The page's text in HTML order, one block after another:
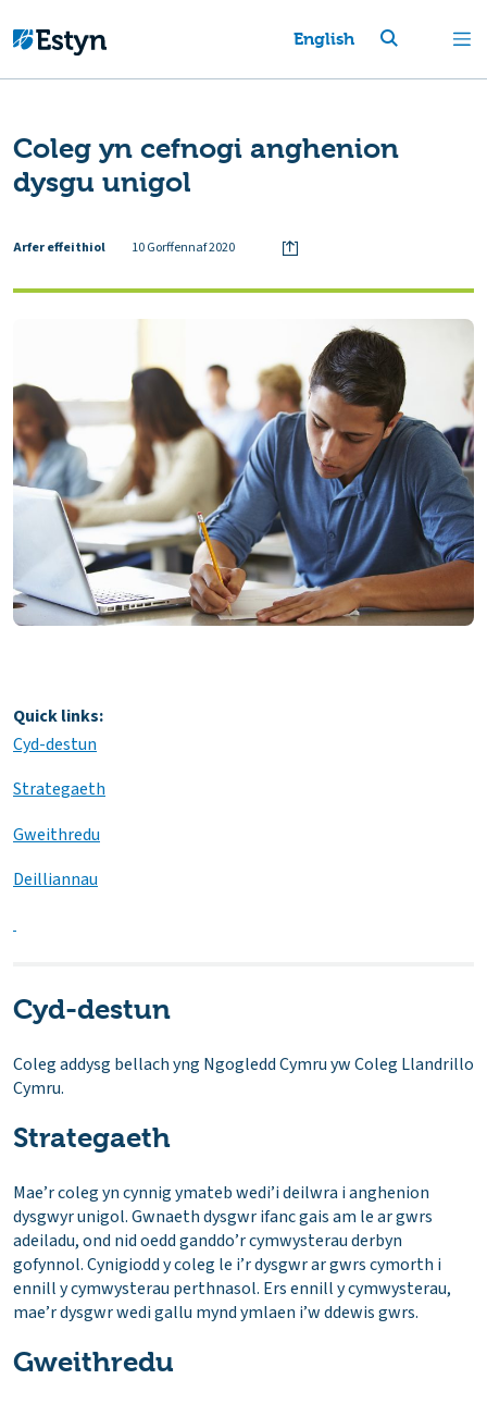
English
Coleg yn cefnogi anghenion
dysgu unigol
Arfer effeithiol 10 Gorffennaf 2020
Quick links:
Cyd-destun
Strategaeth
Gweithredu
Deilliannau
Cyd-destun
Coleg addysg bellach yng Ngogledd Cymru yw Coleg Llandrillo
Cymru.
Strategaeth
Mae’r coleg yn cynnig ymateb wedi’i deilwra i anghenion
dysgwyr unigol. Gwnaeth dysgwr ifanc gais am le ar gwrs
adeiladu, ond nid oedd ganddo’r cymwysterau derbyn
gofynnol. Cynigiodd y coleg le i’r dysgwr ar gwrs cymorth i
ennill y cymwysterau perthnasol. Ers ennill y cymwysterau,
mae’r dysgwr wedi gallu mynd ymlaen i’w ddewis gwrs.
Gweithredu